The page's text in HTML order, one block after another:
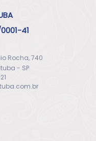
41
Rocha, 740
- SP